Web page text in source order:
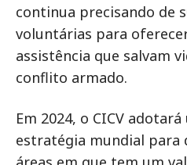
continua precisando de
voluntárias para
assistência que salvam
conflito armado.
Em 2024, o CICV
estratégia mundial para